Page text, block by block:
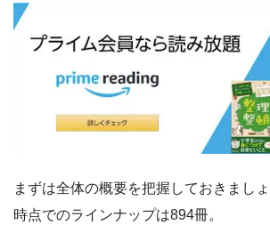
まずは全体の概要を把握しておきまし
時点でのラインナップは894冊。